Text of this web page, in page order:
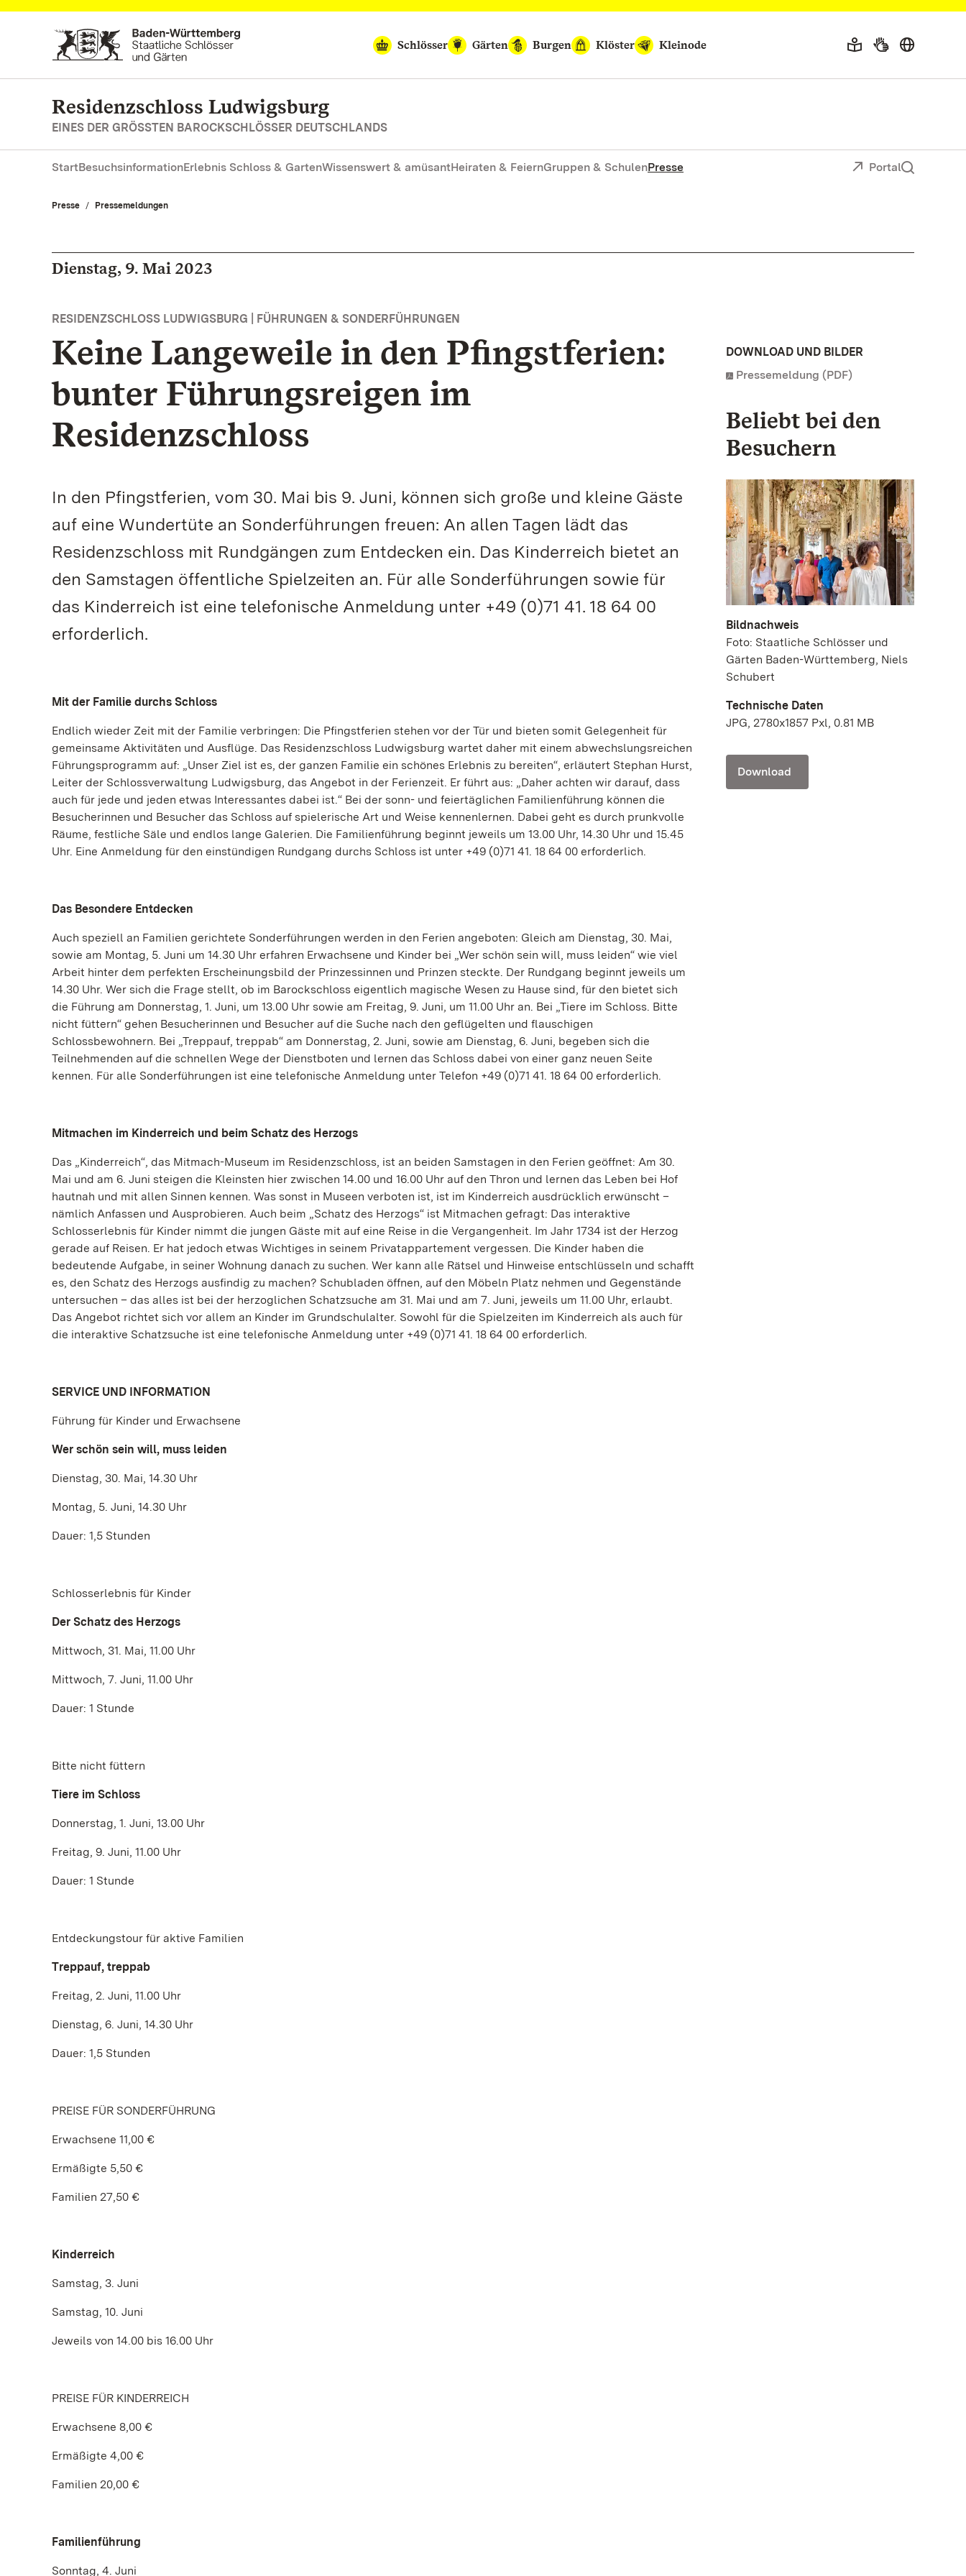
Zum Hauptinhalt springen
Schlösser
Gärten Burgen Klöster Kleinode
Residenzschloss Ludwigsburg
EINES DER GRÖSSTEN BAROCKSCHLÖSSER DEUTSCHLANDS
StartBesuchsinformationErlebnis Schloss & GartenWissenswert & amüsantHeiraten & FeiernGruppen & SchulenPresse Portal
Presse Pressemeldungen
Dienstag, 9. Mai 2023
RESIDENZSCHLOSS LUDWIGSBURG | FÜHRUNGEN & SONDERFÜHRUNGEN
Keine Langeweile in den Pfingstferien:
bunter Führungsreigen im
Residenzschloss
In den Pfingstferien, vom 30. Mai bis 9. Juni, können sich große und kleine Gäste
auf eine Wundertüte an Sonderführungen freuen: An allen Tagen lädt das
Residenzschloss mit Rundgängen zum Entdecken ein. Das Kinderreich bietet an
den Samstagen öffentliche Spielzeiten an. Für alle Sonderführungen sowie für
das Kinderreich ist eine telefonische Anmeldung unter +49 (0)71 41. 18 64 00
erforderlich.
Mit der Familie durchs Schloss
Endlich wieder Zeit mit der Familie verbringen: Die Pfingstferien stehen vor der Tür und bieten somit Gelegenheit für
gemeinsame Aktivitäten und Ausflüge. Das Residenzschloss Ludwigsburg wartet daher mit einem abwechslungsreichen
Führungsprogramm auf: „Unser Ziel ist es, der ganzen Familie ein schönes Erlebnis zu bereiten“, erläutert Stephan Hurst,
Leiter der Schlossverwaltung Ludwigsburg, das Angebot in der Ferienzeit. Er führt aus: „Daher achten wir darauf, dass
auch für jede und jeden etwas Interessantes dabei ist.“ Bei der sonn- und feiertäglichen Familienführung können die
Besucherinnen und Besucher das Schloss auf spielerische Art und Weise kennenlernen. Dabei geht es durch prunkvolle
Räume, festliche Säle und endlos lange Galerien. Die Familienführung beginnt jeweils um 13.00 Uhr, 14.30 Uhr und 15.45
Uhr. Eine Anmeldung für den einstündigen Rundgang durchs Schloss ist unter +49 (0)71 41. 18 64 00 erforderlich.
Das Besondere Entdecken
Auch speziell an Familien gerichtete Sonderführungen werden in den Ferien angeboten: Gleich am Dienstag, 30. Mai,
sowie am Montag, 5. Juni um 14.30 Uhr erfahren Erwachsene und Kinder bei „Wer schön sein will, muss leiden“ wie viel
Arbeit hinter dem perfekten Erscheinungsbild der Prinzessinnen und Prinzen steckte. Der Rundgang beginnt jeweils um
14.30 Uhr. Wer sich die Frage stellt, ob im Barockschloss eigentlich magische Wesen zu Hause sind, für den bietet sich
die Führung am Donnerstag, 1. Juni, um 13.00 Uhr sowie am Freitag, 9. Juni, um 11.00 Uhr an. Bei „Tiere im Schloss. Bitte
nicht füttern“ gehen Besucherinnen und Besucher auf die Suche nach den geflügelten und flauschigen
Schlossbewohnern. Bei „Treppauf, treppab“ am Donnerstag, 2. Juni, sowie am Dienstag, 6. Juni, begeben sich die
Teilnehmenden auf die schnellen Wege der Dienstboten und lernen das Schloss dabei von einer ganz neuen Seite
kennen. Für alle Sonderführungen ist eine telefonische Anmeldung unter Telefon +49 (0)71 41. 18 64 00 erforderlich.
Mitmachen im Kinderreich und beim Schatz des Herzogs
Das „Kinderreich“, das Mitmach-Museum im Residenzschloss, ist an beiden Samstagen in den Ferien geöffnet: Am 30.
Mai und am 6. Juni steigen die Kleinsten hier zwischen 14.00 und 16.00 Uhr auf den Thron und lernen das Leben bei Hof
hautnah und mit allen Sinnen kennen. Was sonst in Museen verboten ist, ist im Kinderreich ausdrücklich erwünscht –
nämlich Anfassen und Ausprobieren. Auch beim „Schatz des Herzogs“ ist Mitmachen gefragt: Das interaktive
Schlosserlebnis für Kinder nimmt die jungen Gäste mit auf eine Reise in die Vergangenheit. Im Jahr 1734 ist der Herzog
gerade auf Reisen. Er hat jedoch etwas Wichtiges in seinem Privatappartement vergessen. Die Kinder haben die
bedeutende Aufgabe, in seiner Wohnung danach zu suchen. Wer kann alle Rätsel und Hinweise entschlüsseln und schafft
es, den Schatz des Herzogs ausfindig zu machen? Schubladen öffnen, auf den Möbeln Platz nehmen und Gegenstände
untersuchen – das alles ist bei der herzoglichen Schatzsuche am 31. Mai und am 7. Juni, jeweils um 11.00 Uhr, erlaubt.
Das Angebot richtet sich vor allem an Kinder im Grundschulalter. Sowohl für die Spielzeiten im Kinderreich als auch für
die interaktive Schatzsuche ist eine telefonische Anmeldung unter +49 (0)71 41. 18 64 00 erforderlich.
SERVICE UND INFORMATION
Führung für Kinder und Erwachsene
Wer schön sein will, muss leiden
Dienstag, 30. Mai, 14.30 Uhr
Montag, 5. Juni, 14.30 Uhr
Dauer: 1,5 Stunden
Schlosserlebnis für Kinder
Der Schatz des Herzogs
Mittwoch, 31. Mai, 11.00 Uhr
Mittwoch, 7. Juni, 11.00 Uhr
Dauer: 1 Stunde
Bitte nicht füttern
Tiere im Schloss
Donnerstag, 1. Juni, 13.00 Uhr
Freitag, 9. Juni, 11.00 Uhr
Dauer: 1 Stunde
Entdeckungstour für aktive Familien
Treppauf, treppab
Freitag, 2. Juni, 11.00 Uhr
Dienstag, 6. Juni, 14.30 Uhr
Dauer: 1,5 Stunden
PREISE FÜR SONDERFÜHRUNG
Erwachsene 11,00 €
Ermäßigte 5,50 €
Familien 27,50 €
Kinderreich
Samstag, 3. Juni
Samstag, 10. Juni
Jeweils von 14.00 bis 16.00 Uhr
PREISE FÜR KINDERREICH
Erwachsene 8,00 €
Ermäßigte 4,00 €
Familien 20,00 €
Familienführung
Sonntag, 4. Juni
DOWNLOAD UND BILDER
Pressemeldung (PDF)
Beliebt bei den
Besuchern
Bildnachweis
Foto: Staatliche Schlösser und
Gärten Baden-Württemberg, Niels
Schubert
Technische Daten
JPG, 2780x1857 Pxl, 0.81 MB
Download